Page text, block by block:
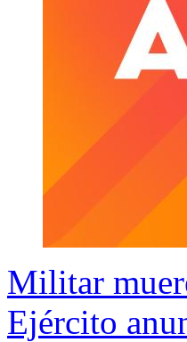
Militar
Ejército